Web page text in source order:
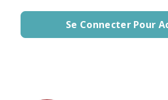
Se Connecter Pour